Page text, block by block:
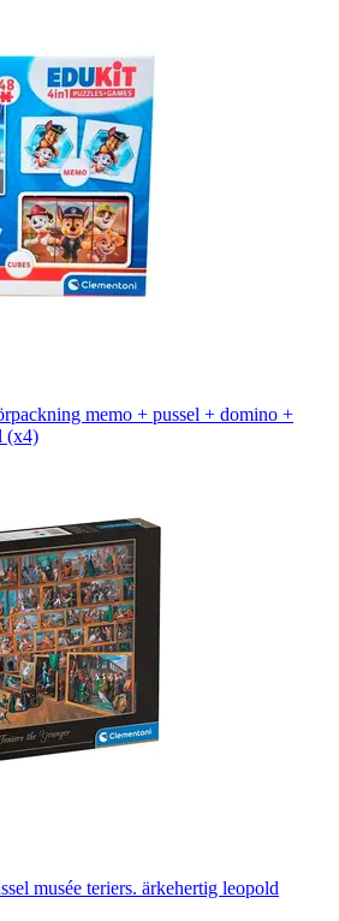
memo + pussel + domino +
(x4)
musée teriers. ärkehertig leopold